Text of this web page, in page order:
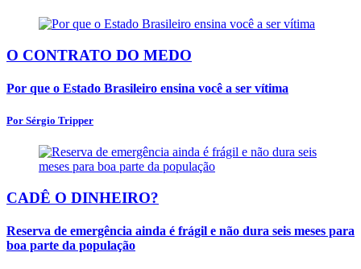
O CONTRATO DO MEDO
Por que o Estado Brasileiro ensina você a ser vítima
Por Sérgio Tripper
CADÊ O DINHEIRO?
Reserva de emergência ainda é frágil e não dura seis meses para
boa parte da população